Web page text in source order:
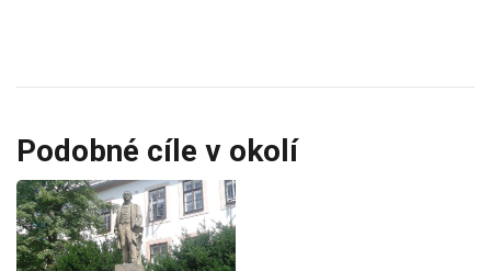
Podobné cíle v okolí